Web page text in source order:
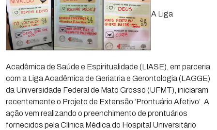
A Liga
Acadêmica de Saúde e Espiritualidade (LIASE), em parceria
com a Liga Acadêmica de Geriatria e Gerontologia (LAGGE)
da Universidade Federal de Mato Grosso (UFMT), iniciaram
recentemente o Projeto de Extensão ‘Prontuário Afetivo’. A
ação vem realizando o preenchimento de prontuários
fornecidos pela Clínica Médica do Hospital Universitário